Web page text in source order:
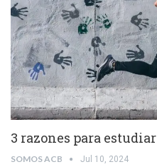
3 razones para estudiar
SOMOS ACB Jul 10, 2024